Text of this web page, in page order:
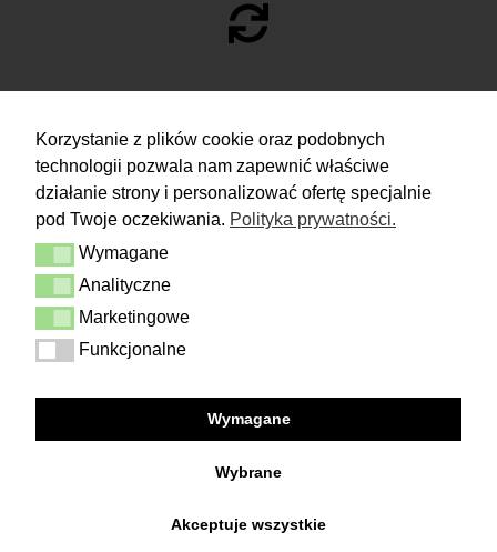
Korzystanie z plików cookie oraz podobnych
technologii pozwala nam zapewnić właściwe
działanie strony i personalizować ofertę specjalnie
pod Twoje oczekiwania. Polityka prywatności.
Wymagane
Wymagane
Analityczne
Analityczne
Marketingowe
Marketingowe
Funkcjonalne
Funkcjonalne
Wymagane
Wybrane
Akceptuje wszystkie
Masz 14 dni na podjęcie
decyzji i spokojne rozważenie zakupu.
Więcej
Dostawa i zwrot
Kontakt
Regulamin
Polityka prywatności